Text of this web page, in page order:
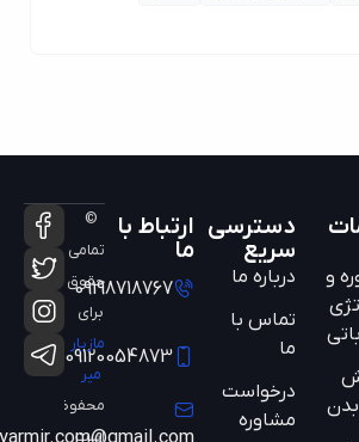
دسترسی
سریع
درباره ما
تماس با
ما
درخواست
مشاوره
ارتباط با
09198718767
09120054873
©
تمامی
حقوق
مازیار
محفوظ
است